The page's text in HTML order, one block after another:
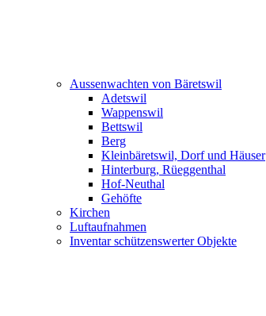
Aussenwachten von Bäretswil
Adetswil
Wappenswil
Bettswil
Berg
Kleinbäretswil, Dorf und Häuser
Hinterburg, Rüeggenthal
Hof-Neuthal
Gehöfte
Kirchen
Luftaufnahmen
Inventar schützenswerter Objekte